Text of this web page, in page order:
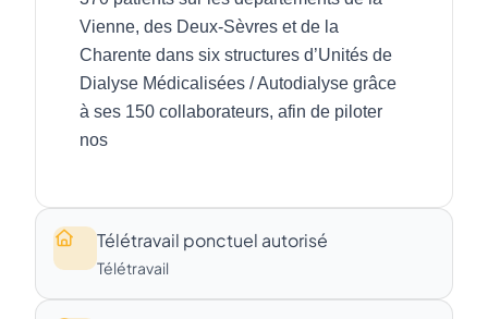
Télétravail ponctuel autorisé
Télétravail